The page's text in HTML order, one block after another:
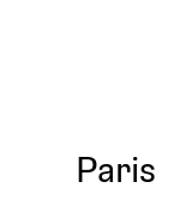
Paris